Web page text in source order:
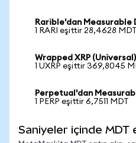
Rarible'dan Measurable
1 RARI eşittir 28,4628 MDT
Wrapped XRP
1 UXRP eşittir 369,8045
Perpetual'dan
1 PERP eşittir 6,7511 MDT
Saniyeler içinde MDT